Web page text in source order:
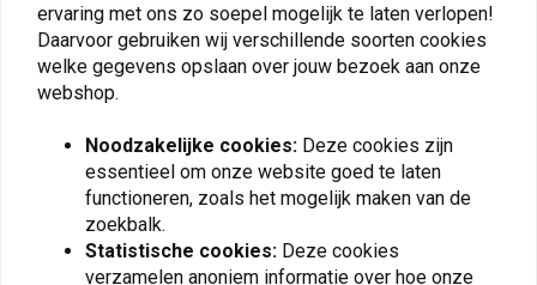
BEL-RAY
ervaring met ons zo soepel mogelijk te laten verlopen!
Daarvoor gebruiken wij verschillende soorten cookies
welke gegevens opslaan over jouw bezoek aan onze
webshop.
Noodzakelijke cookies: Deze cookies zijn
essentieel om onze website goed te laten
functioneren, zoals het mogelijk maken van de
zoekbalk.
Statistische cookies: Deze cookies
verzamelen anoniem informatie over hoe onze